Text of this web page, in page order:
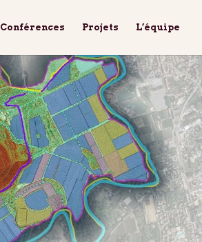
Conférences Projets L’équipe